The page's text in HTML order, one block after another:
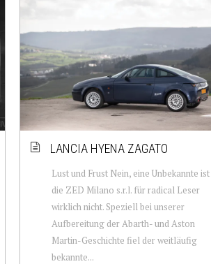
LANCIA HYENA ZAGATO
Lust und Frust Nein, eine Unbekannte ist
die ZED Milano s.r.l. für radical Leser
wirklich nicht. Speziell bei unserer
Aufbereitung der Abarth- und Aston
Martin-Geschichte fiel der weitläufig
bekannte...